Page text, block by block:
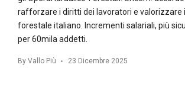
rafforzare i diritti dei lavoratori e valorizzare
forestale italiano. Incrementi salariali, più
per 60mila addetti.
By Vallo Più 23 Dicembre 2025